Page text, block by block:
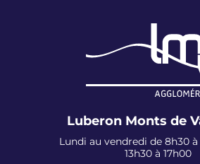
Luberon Monts de
Lundi au vendredi de 8h30 à
13h30 à 17h00